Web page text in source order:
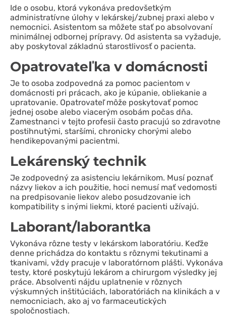
Ide o osobu, ktorá vykonáva predovšetkým
administratívne úlohy v lekárskej/zubnej praxi alebo v
nemocnici. Asistentom sa môžete stať po absolvovaní
minimálnej odbornej prípravy. Od asistenta sa vyžaduje,
aby poskytoval základnú starostlivosť o pacienta.
Opatrovateľka v domácnosti
Je to osoba zodpovedná za pomoc pacientom v
domácnosti pri prácach, ako je kúpanie, obliekanie a
upratovanie. Opatrovateľ môže poskytovať pomoc
jednej osobe alebo viacerým osobám počas dňa.
Zamestnanci v tejto profesii často pracujú so zdravotne
postihnutými, staršími, chronicky chorými alebo
hendikepovanými pacientmi.
Lekárenský technik
Je zodpovedný za asistenciu lekárnikom. Musí poznať
názvy liekov a ich použitie, hoci nemusí mať vedomosti
na predpisovanie liekov alebo posudzovanie ich
kompatibility s inými liekmi, ktoré pacienti užívajú.
Laborant/laborantka
Vykonáva rôzne testy v lekárskom laboratóriu. Keďže
denne prichádza do kontaktu s rôznymi tekutinami a
tkanivami, vždy pracuje v laboratórnom plášti. Vykonáva
testy, ktoré poskytujú lekárom a chirurgom výsledky jej
práce. Absolventi nájdu uplatnenie v rôznych
výskumných inštitúciách, laboratóriách na klinikách a v
nemocniciach, ako aj vo farmaceutických
spoločnostiach.